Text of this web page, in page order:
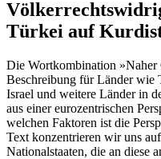
Türkei auf
Die Wortkombination »Naher
Beschreibung für Länder wie
Israel und weitere Länder in
aus einer eurozentrischen
welchen Faktoren ist die
Text konzentrieren wir uns
Nationalstaaten, die an diese